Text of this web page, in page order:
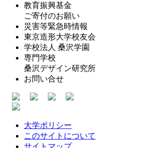
教育振興基金
ご寄付のお願い
災害等緊急時情報
東京造形大学校友会
学校法人 桑沢学園
専門学校
桑沢デザイン研究所
お問い合せ
大学ポリシー
このサイトについて